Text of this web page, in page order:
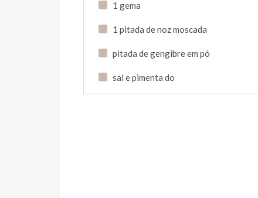
1 gema
1 pitada de noz moscada
pitada de gengibre em pó
sal e pimenta do